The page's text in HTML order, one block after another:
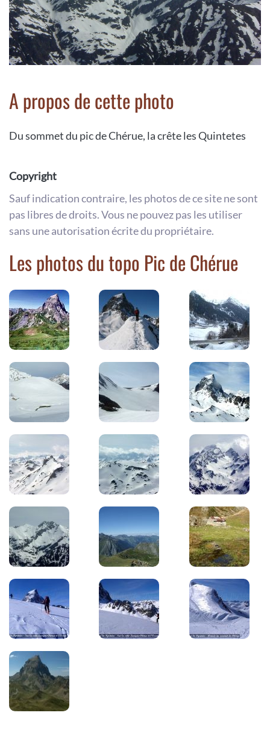
A propos de cette photo
Du sommet du pic de Chérue, la crête les Quintetes
Copyright
Sauf indication contraire, les photos de ce site ne sont
pas libres de droits. Vous ne pouvez pas les utiliser
sans une autorisation écrite du propriétaire.
Les photos du topo Pic de Chérue